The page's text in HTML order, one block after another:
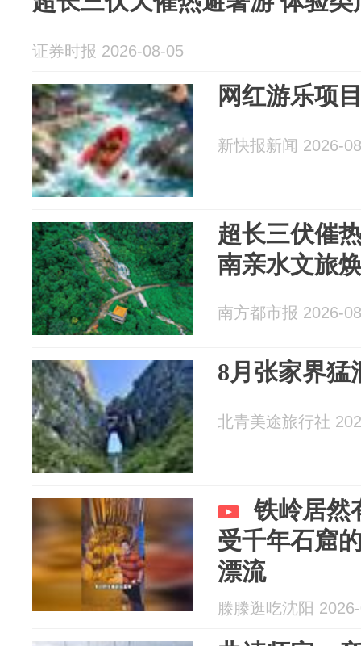
证券时报 2026-08-05
网红游乐项
新快报新闻 2026-
超长三伏催
南亲水文旅
南方都市报 2026-
8月张家界猛
北青美途旅行社
铁岭居然
受千年石窟
漂流
滕滕逛吃沈阳